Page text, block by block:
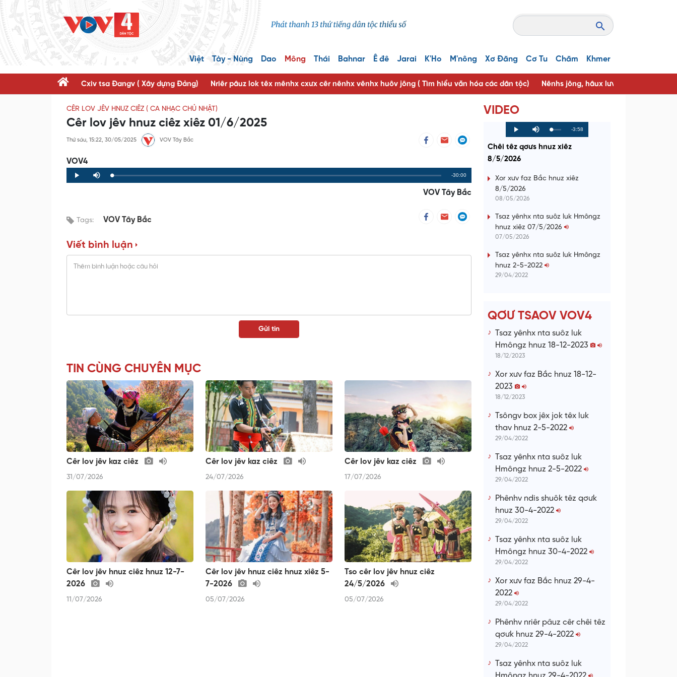
Việt Tày - Nùng Dao Mông Thái Bahnar Ê đê Jarai K'Ho M'nông Xơ Đăng Cơ Tu Chăm Khmer
Cxiv tsa Đangv ( Xây dựng Đảng) Nriêr pâuz lok têx mênhx cxưx cêr nênhx vênhx huôv jông ( Tìm hiểu văn hóa các dân tộc) Nênhs jông, hâux lưv jông ( Người
CÊR LOV JÊV HNUZ CIÊZ ( CA NHẠC CHỦ NHẬT)
Cêr lov jêv hnuz ciêz xiêz 01/6/2025
Thứ sáu, 15:22, 30/05/2025 VOV Tây Bắc
VOV4
Play Mute Loaded:
0%
Progress:
0%
Remaining
Time
-30:00
VOV Tây Bắc
Tags: VOV Tây Bắc
Viết bình luận
TIN CÙNG CHUYÊN MỤC
Cêr lov jêv kaz ciêz
31/07/2026
Cêr lov jêv kaz ciêz
24/07/2026
Cêr lov jêv kaz ciêz
17/07/2026
Cêr lov jêv hnuz ciêz hnuz 12-7-
2026
11/07/2026
Cêr lov jêv hnuz ciêz hnuz xiêz 5-
7-2026
05/07/2026
Tso cêr lov jêv hnuz ciêz
24/5/2026
05/07/2026
VIDEO
P
l
y
M
u
e
L
o
d
P
r
g
0
%
R
e
a
i
e
-3:58
Chêi têz qơưs hnuz xiêz
8/5/2026
Xor xưv faz Bắc hnuz xiêz
8/5/2026
08/05/2026
Tsaz yênhx nta suôz luk Hmôngz
hnuz xiêz 07/5/2026
07/05/2026
Tsaz yênhx nta suôz luk Hmôngz
hnuz 2-5-2022
29/04/2022
QƠƯ TSAOV VOV4
Tsaz yênhx nta suôz luk
Hmôngz hnuz 18-12-2023
18/12/2023
Xor xưv faz Bắc hnuz 18-12-
2023
18/12/2023
Tsôngv box jêx jok têx luk
thav hnuz 2-5-2022
29/04/2022
Tsaz yênhx nta suôz luk
Hmôngz hnuz 2-5-2022
29/04/2022
Phênhv ndis shuôk têz qơưk
hnuz 30-4-2022
29/04/2022
Tsaz yênhx nta suôz luk
Hmôngz hnuz 30-4-2022
29/04/2022
Xor xưv faz Bắc hnuz 29-4-
2022
29/04/2022
Phênhv nriêr pâuz cêr chêi têz
qơưk hnuz 29-4-2022
29/04/2022
Tsaz yênhx nta suôz luk